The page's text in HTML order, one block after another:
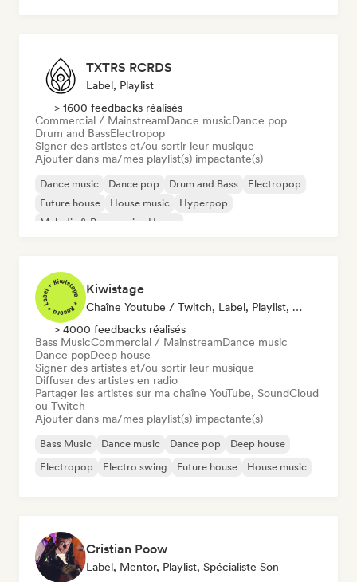
TXTRS RCRDS
Label, Playlist
> 1600 feedbacks réalisés
Commercial / MainstreamDance musicDance pop
Drum and BassElectropop
Signer des artistes et/ou sortir leur musique
Ajouter dans ma/mes playlist(s) impactante(s)
Dance music Dance pop Drum and Bass
Electropop
Future house
House music
Hyperpop
Melodic & Progressive House
Kiwistage
Chaîne Youtube / Twitch, Label, Playlist, Radio
> 4000 feedbacks réalisés
Bass MusicCommercial / MainstreamDance music
Dance popDeep house
Signer des artistes et/ou sortir leur musique
Diffuser des artistes en radio
Partager les artistes sur ma chaîne YouTube, SoundCloud
ou Twitch
Ajouter dans ma/mes playlist(s) impactante(s)
Bass Music Dance music Dance pop
Deep house
Electropop
Electro swing Future house House music
Cristian Poow
Label, Mentor, Playlist, Spécialiste Son